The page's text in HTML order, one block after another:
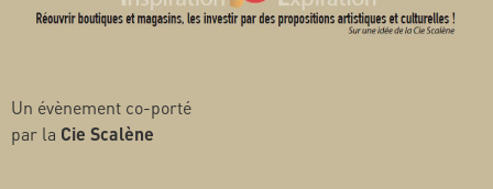
Un évènement co-porté
par la Cie Scalène